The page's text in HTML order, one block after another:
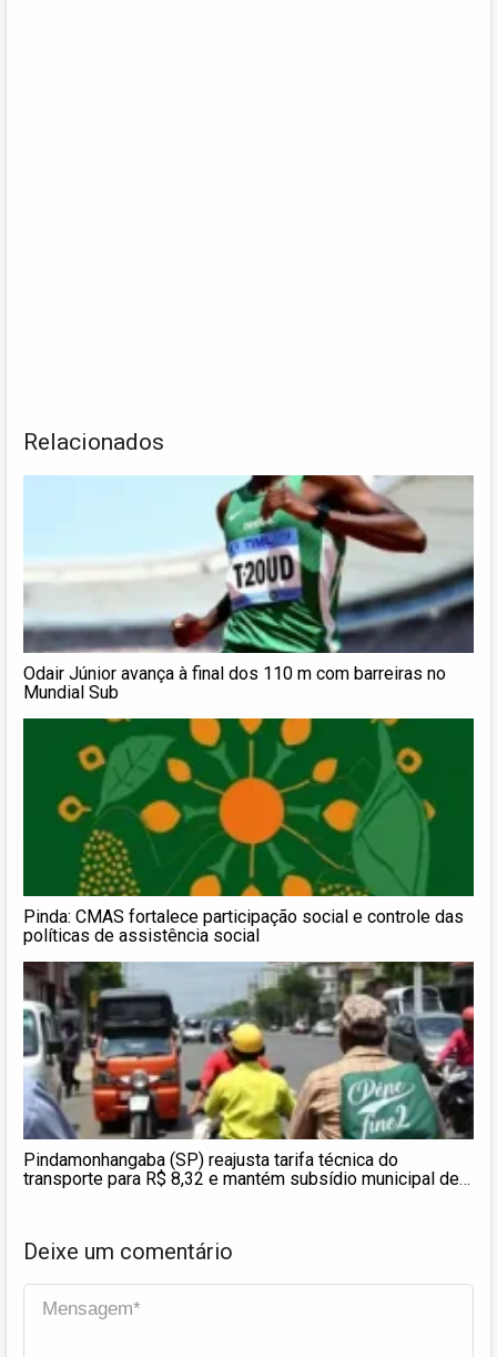
Relacionados
Odair Júnior avança à final dos 110 m com barreiras no
Mundial Sub
Pinda: CMAS fortalece participação social e controle das
políticas de assistência social
Pindamonhangaba (SP) reajusta tarifa técnica do
transporte para R$ 8,32 e mantém subsídio municipal de
Deixe um comentário